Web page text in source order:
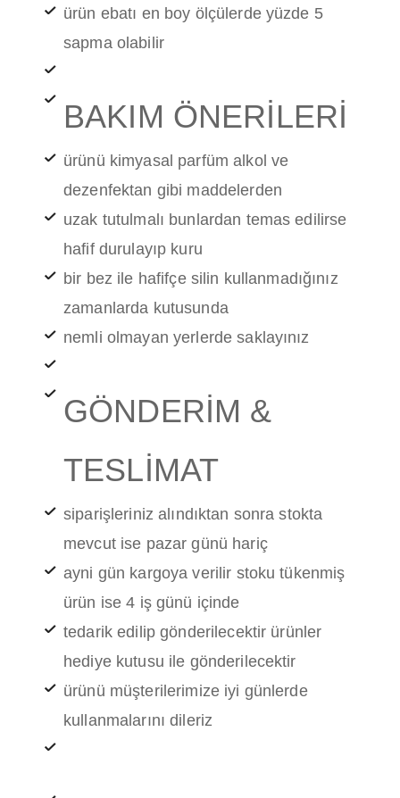
ürün ebatı en boy ölçülerde yüzde 5
sapma olabilir
BAKIM ÖNERİLERİ
ürünü kimyasal parfüm alkol ve
dezenfektan gibi maddelerden
uzak tutulmalı bunlardan temas edilirse
hafif durulayıp kuru
bir bez ile hafifçe silin kullanmadığınız
zamanlarda kutusunda
nemli olmayan yerlerde saklayınız
GÖNDERİM &
TESLİMAT
siparişleriniz alındıktan sonra stokta
mevcut ise pazar günü hariç
ayni gün kargoya verilir stoku tükenmiş
ürün ise 4 iş günü içinde
tedarik edilip gönderilecektir ürünler
hediye kutusu ile gönderilecektir
ürünü müşterilerimize iyi günlerde
kullanmalarını dileriz